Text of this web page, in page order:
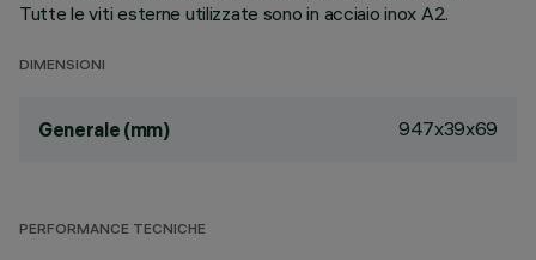
Tutte le viti esterne utilizzate sono in acciaio inox A2.
DIMENSIONI
Generale (mm) 947x39x69
PERFORMANCE TECNICHE